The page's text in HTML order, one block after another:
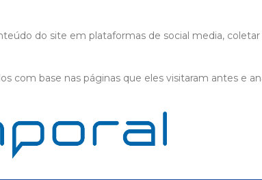
do site em plataformas de social media,
com base nas páginas que eles visitaram antes e